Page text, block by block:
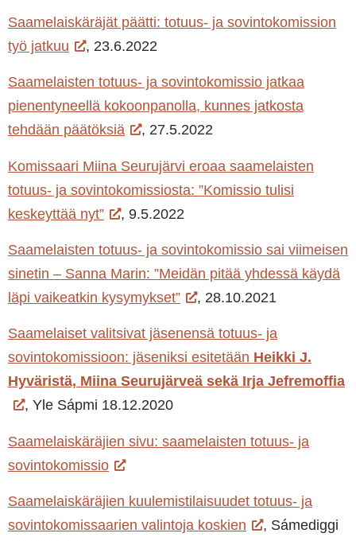
Saamelaiskäräjät päätti: totuus- ja sovintokomission
työ jatkuu
, 23.6.2022
Saamelaisten totuus- ja sovintokomissio jatkaa
pienentyneellä kokoonpanolla, kunnes jatkosta
tehdään päätöksiä
, 27.5.2022
Komissaari Miina Seurujärvi eroaa saamelaisten
totuus- ja sovintokomissiosta: ”Komissio tulisi
keskeyttää nyt”
, 9.5.2022
Saamelaisten totuus- ja sovintokomissio sai viimeisen
sinetin – Sanna Marin: ”Meidän pitää yhdessä käydä
läpi vaikeatkin kysymykset”
, 28.10.2021
Saamelaiset valitsivat jäsenensä totuus- ja
sovintokomissioon: jäseniksi esitetään Heikki J.
Hyväristä, Miina Seurujärveä sekä Irja Jefremoffia
, Yle Sápmi 18.12.2020
Saamelaiskäräjien sivu: saamelaisten totuus- ja
sovintokomissio
Saamelaiskäräjien kuulemistilaisuudet totuus- ja
sovintokomissaarien valintoja koskien
, Sámediggi